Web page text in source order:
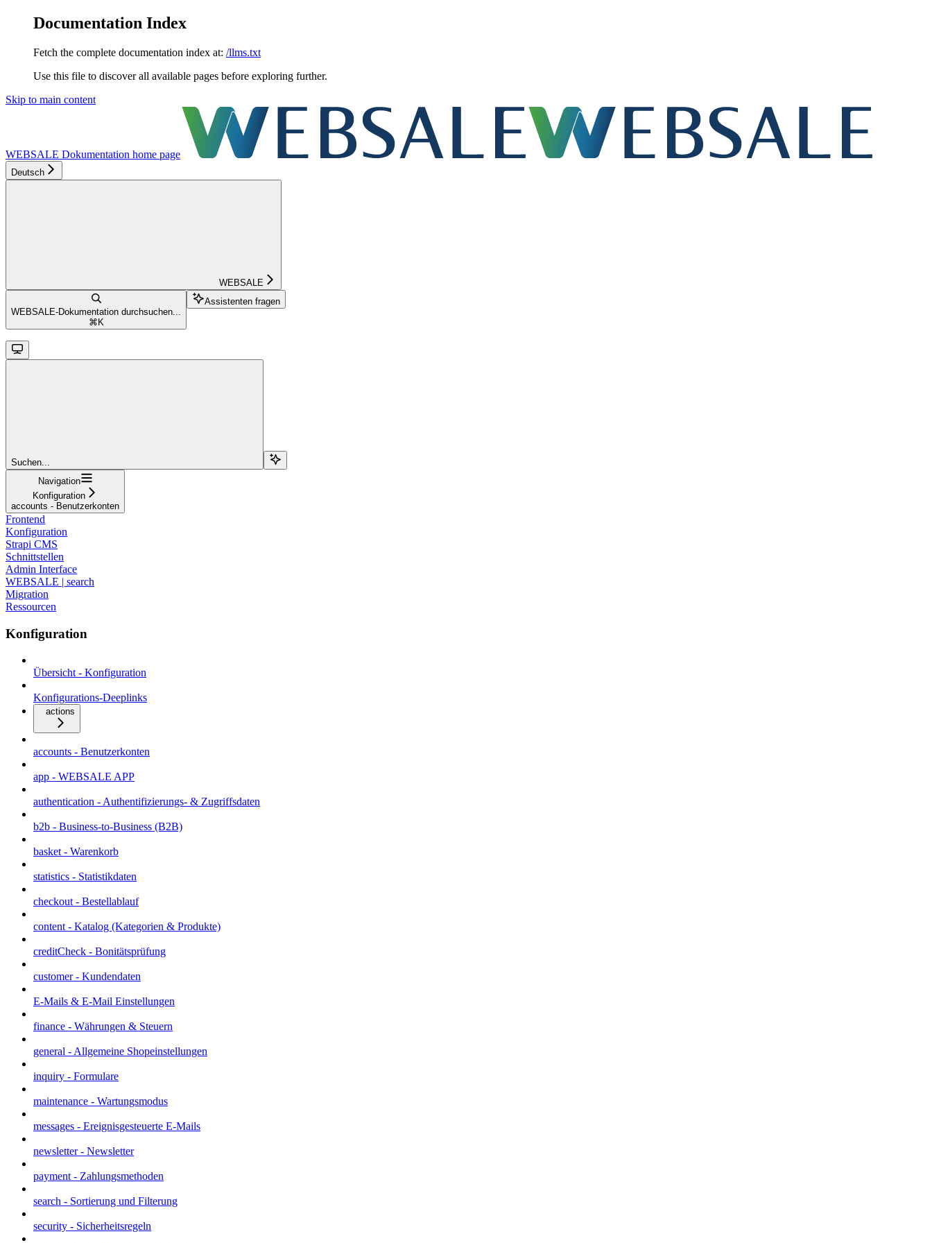
Documentation Index
Fetch the complete documentation index at: /llms.txt
Use this file to discover all available pages before exploring further.
Skip to main content
WEBSALE Dokumentation home page
Deutsch
WEBSALE
WEBSALE-Dokumentation durchsuchen...
⌘ K
Assistenten fragen
Suchen...
Navigation
Konfiguration
accounts - Benutzerkonten
Frontend
Konfiguration
Strapi CMS
Schnittstellen
Admin Interface
WEBSALE | search
Migration
Ressourcen
Konfiguration
Übersicht - Konfiguration
Konfigurations-Deeplinks
actions
accounts - Benutzerkonten
app - WEBSALE APP
authentication - Authentifizierungs- & Zugriffsdaten
b2b - Business-to-Business (B2B)
basket - Warenkorb
statistics - Statistikdaten
checkout - Bestellablauf
content - Katalog (Kategorien & Produkte)
creditCheck - Bonitätsprüfung
customer - Kundendaten
E-Mails & E-Mail Einstellungen
finance - Währungen & Steuern
general - Allgemeine Shopeinstellungen
inquiry - Formulare
maintenance - Wartungsmodus
messages - Ereignisgesteuerte E-Mails
newsletter - Newsletter
payment - Zahlungsmethoden
search - Sortierung und Filterung
security - Sicherheitsregeln